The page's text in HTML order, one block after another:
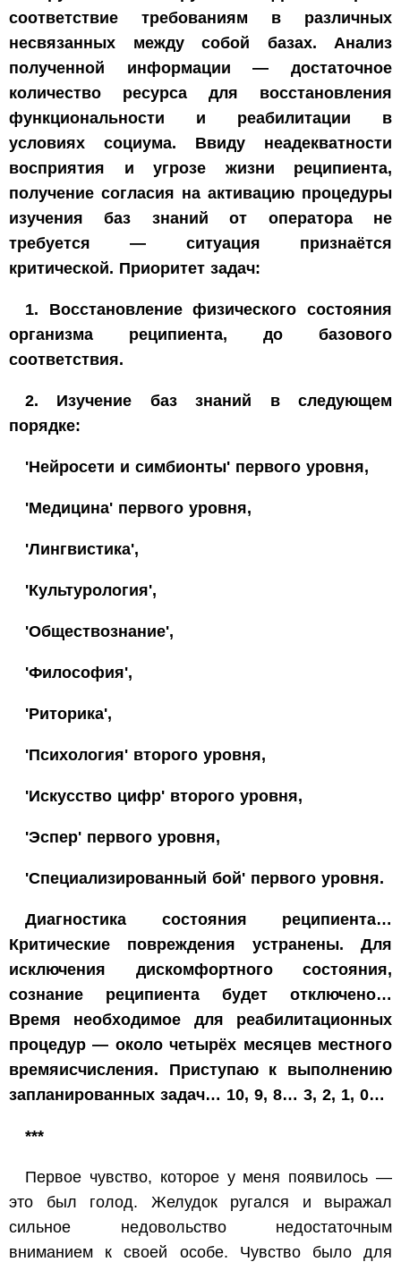
соответствие требованиям в различных
несвязанных между собой базах. Анализ
полученной информации — достаточное
количество ресурса для восстановления
функциональности и реабилитации в
условиях социума. Ввиду неадекватности
восприятия и угрозе жизни реципиента,
получение согласия на активацию процедуры
изучения баз знаний от оператора не
требуется — ситуация признаётся
критической. Приоритет задач:
1. Восстановление физического состояния
организма реципиента, до базового
соответствия.
2. Изучение баз знаний в следующем
порядке:
'Нейросети и симбионты' первого уровня,
'Медицина' первого уровня,
'Лингвистика',
'Культурология',
'Обществознание',
'Философия',
'Риторика',
'Психология' второго уровня,
'Искусство цифр' второго уровня,
'Эспер' первого уровня,
'Специализированный бой' первого уровня.
Диагностика состояния реципиента…
Критические повреждения устранены. Для
исключения дискомфортного состояния,
сознание реципиента будет отключено…
Время необходимое для реабилитационных
процедур — около четырёх месяцев местного
времяисчисления. Приступаю к выполнению
запланированных задач… 10, 9, 8… 3, 2, 1, 0…
***
Первое чувство, которое у меня появилось —
это был голод. Желудок ругался и выражал
сильное недовольство недостаточным
вниманием к своей особе. Чувство было для